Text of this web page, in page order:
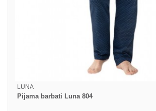
LUNA
Pijama barbati Luna 804